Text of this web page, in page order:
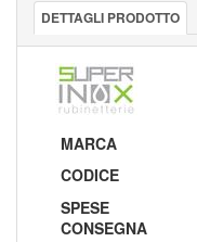
DETTAGLI PRODOTTO
MARCA
CODICE
SPESE
CONSEGNA